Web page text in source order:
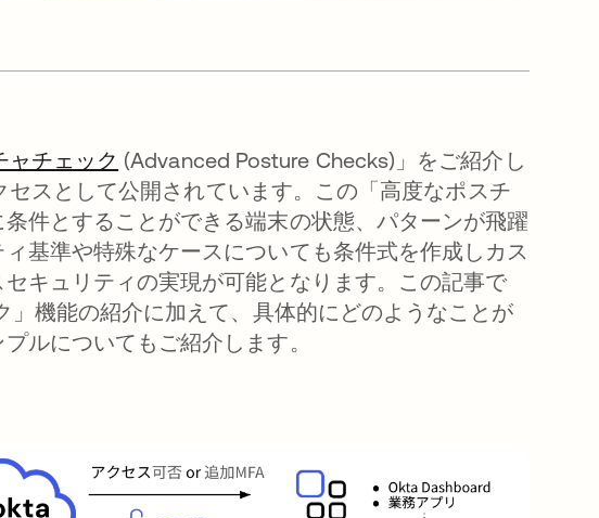
ャチェック (Advanced Posture Checks)」をご紹介し
スとして公開されています。この「高度なポスチ
件とすることができる端末の状態、パターンが飛躍
基準や特殊なケースについても条件式を作成しカス
キュリティの実現が可能となります。この記事で
機能の紹介に加えて、具体的にどのようなことが
ルについてもご紹介します。